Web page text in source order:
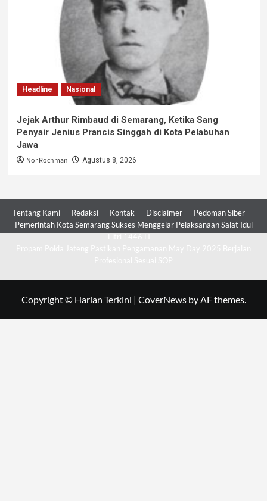
Headline Nasional
Jejak Arthur Rimbaud di Semarang, Ketika Sang
Penyair Jenius Prancis Singgah di Kota Pelabuhan
Jawa
Nor Rochman Agustus 8, 2026
Tentang Kami Redaksi Kontak Disclaimer
Pedoman Siber
Pemerintah Kota Semarang Sukses Menggelar Pelaksanaan Salat Idul
Copyright © Harian Terkini | CoverNewsby AF themes.